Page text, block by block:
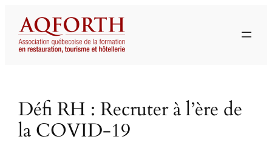
contenu
Défi RH : Recruter à l’ère de
la COVID-19